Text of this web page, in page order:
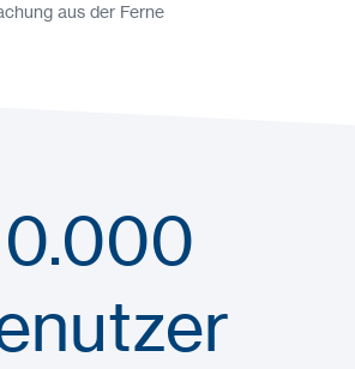
aus der Ferne